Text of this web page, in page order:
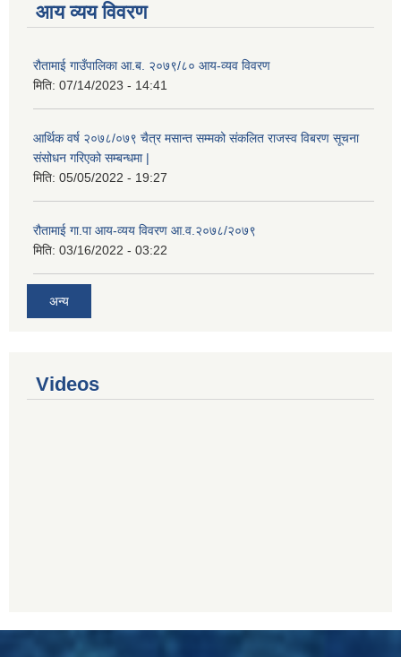
आय व्यय विवरण
रौतामाई गाउँपालिका आ.ब. २०७९/८० आय-व्यव विवरण
मिति: 07/14/2023 - 14:41
आर्थिक वर्ष २०७८/०७९ चैत्र मसान्त सम्मको संकलित राजस्व विबरण सूचना
संसोधन गरिएको सम्बन्धमा |
मिति: 05/05/2022 - 19:27
रौतामाई गा.पा आय-व्यय विवरण आ.व.२०७८/२०७९
मिति: 03/16/2022 - 03:22
अन्य
Videos